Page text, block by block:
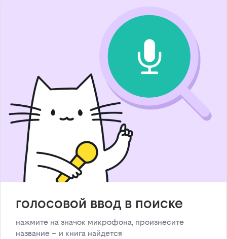
голосовой ввод в поиске
нажмите на значок микрофона, произнесите
название – и книга найдется